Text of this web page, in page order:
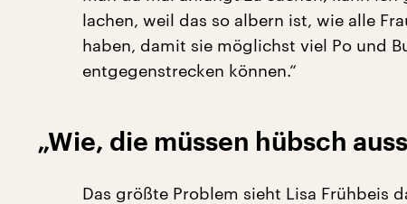
lachen, weil das so albern ist, wie alle
haben, damit sie möglichst viel Po und
entgegenstrecken können.“
„Wie, die müssen hübsch
Das größte Problem sieht Lisa Frühbeis